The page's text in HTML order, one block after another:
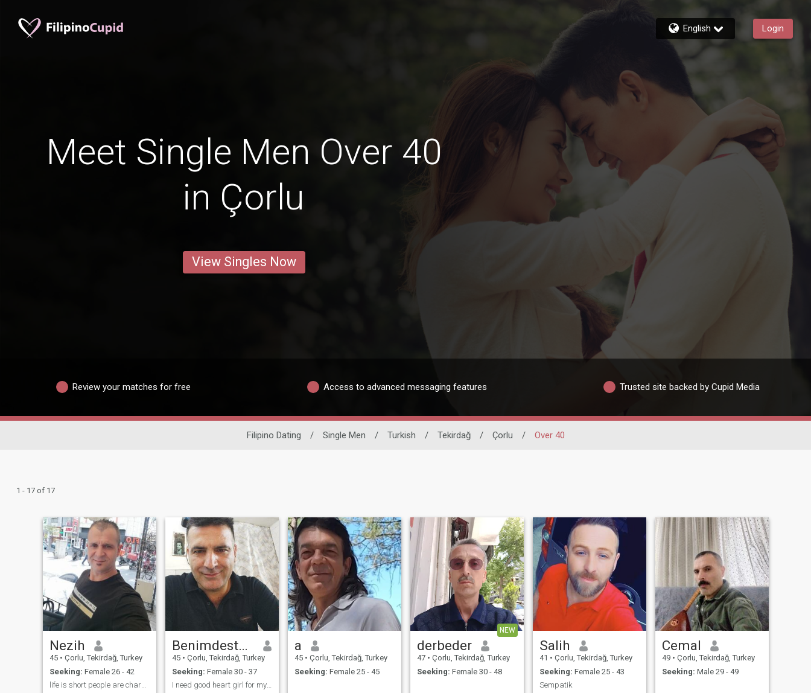
English Login
Meet Single Men Over 40
in Çorlu
View Singles Now
Review your matches for free Access to advanced messaging features Trusted site backed by Cupid Media
Filipino Dating / Single Men / Turkish / Tekirdağ / Çorlu / Over 40
1 - 17 of 17
Nezih
45 • Çorlu, Tekirdağ, Turkey
Seeking: Female 26 - 42
life is short people are characterless
Benimdestanim
45 • Çorlu, Tekirdağ, Turkey
Seeking: Female 30 - 37
I need good heart girl for my life serrious strong
a
45 • Çorlu, Tekirdağ, Turkey
Seeking: Female 25 - 45
NEW
derbeder
47 • Çorlu, Tekirdağ, Turkey
Seeking: Female 30 - 48
Salih
41 • Çorlu, Tekirdağ, Turkey
Seeking: Female 25 - 43
Sempatik
Cemal
49 • Çorlu, Tekirdağ, Turkey
Seeking: Male 29 - 49